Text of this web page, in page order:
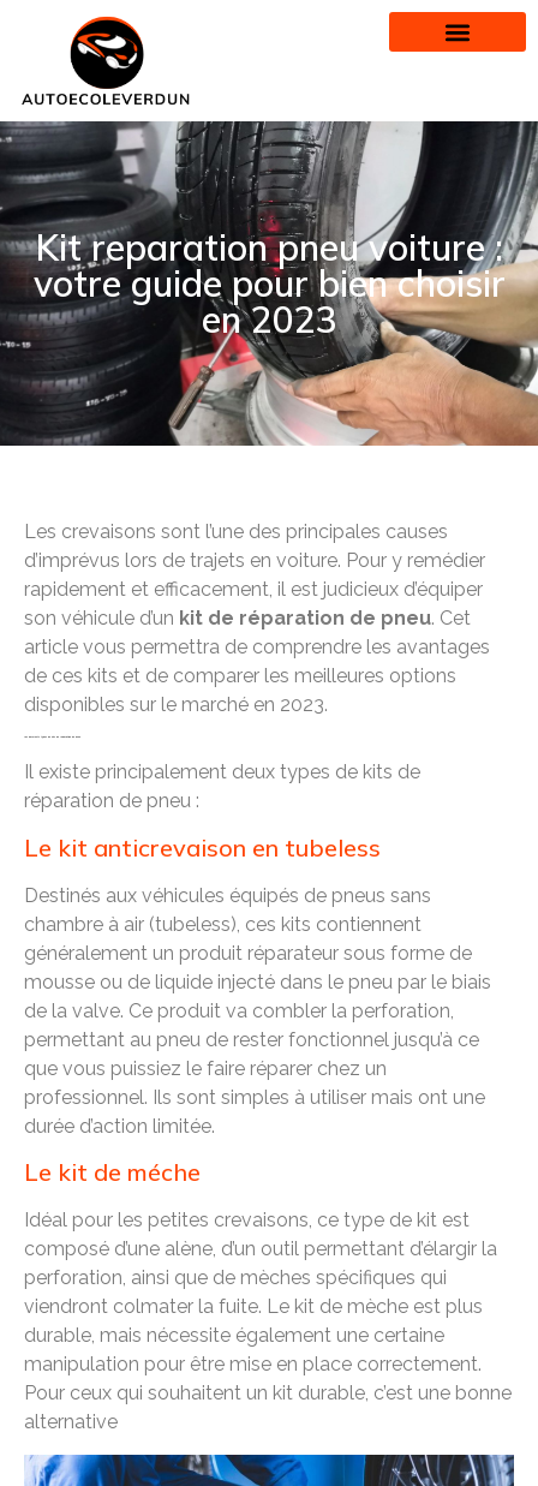
Kit reparation pneu voiture :
votre guide pour bien choisir
en 2023
Les crevaisons sont l’une des principales causes
d’imprévus lors de trajets en voiture. Pour y remédier
rapidement et efficacement, il est judicieux d’équiper
son véhicule d’un kit de réparation de pneu. Cet
article vous permettra de comprendre les avantages
de ces kits et de comparer les meilleures options
disponibles sur le marché en 2023.
Les différents types de kits de réparation de pneu
Il existe principalement deux types de kits de
réparation de pneu :
Le kit anticrevaison en tubeless
Destinés aux véhicules équipés de pneus sans
chambre à air (tubeless), ces kits contiennent
généralement un produit réparateur sous forme de
mousse ou de liquide injecté dans le pneu par le biais
de la valve. Ce produit va combler la perforation,
permettant au pneu de rester fonctionnel jusqu’à ce
que vous puissiez le faire réparer chez un
professionnel. Ils sont simples à utiliser mais ont une
durée d’action limitée.
Le kit de méche
Idéal pour les petites crevaisons, ce type de kit est
composé d’une alène, d’un outil permettant d’élargir la
perforation, ainsi que de mèches spécifiques qui
viendront colmater la fuite. Le kit de mèche est plus
durable, mais nécessite également une certaine
manipulation pour être mise en place correctement.
Pour ceux qui souhaitent un kit durable, c’est une bonne
alternative